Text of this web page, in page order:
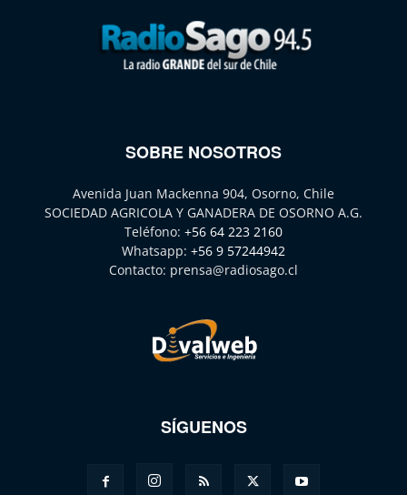
SOBRE NOSOTROS
Avenida Juan Mackenna 904, Osorno, Chile
SOCIEDAD AGRICOLA Y GANADERA DE OSORNO A.G.
Teléfono: +56 64 223 2160
Whatsapp: +56 9 57244942
Contacto: prensa@radiosago.cl
SÍGUENOS